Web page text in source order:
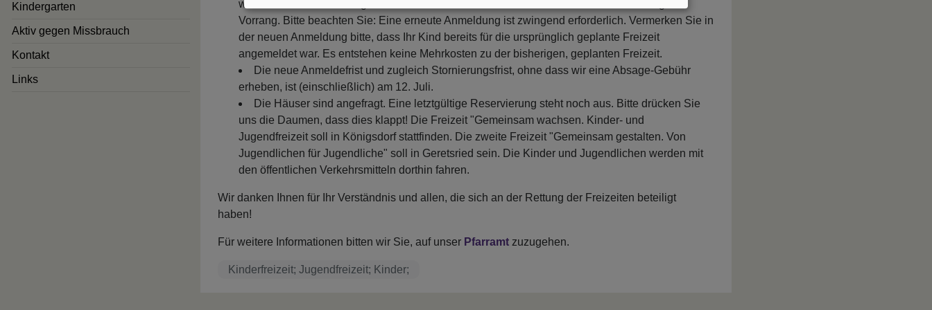
Kindergarten
Aktiv gegen Missbrauch
Kontakt
Links
wachsen. Kinder- und Jugendfreizeit“ teilzunehmen. Für sie besteht bei der Anmeldung ein
Vorrang. Bitte beachten Sie: Eine erneute Anmeldung ist zwingend erforderlich. Vermerken Sie in
der neuen Anmeldung bitte, dass Ihr Kind bereits für die ursprünglich geplante Freizeit
angemeldet war. Es entstehen keine Mehrkosten zu der bisherigen, geplanten Freizeit.
Die neue Anmeldefrist und zugleich Stornierungsfrist, ohne dass wir eine Absage-Gebühr
erheben, ist (einschließlich) am 12. Juli.
Die Häuser sind angefragt. Eine letztgültige Reservierung steht noch aus. Bitte drücken Sie
uns die Daumen, dass dies klappt! Die Freizeit "Gemeinsam wachsen. Kinder- und
Jugendfreizeit soll in Königsdorf stattfinden. Die zweite Freizeit "Gemeinsam gestalten. Von
Jugendlichen für Jugendliche" soll in Geretsried sein. Die Kinder und Jugendlichen werden mit
den öffentlichen Verkehrsmitteln dorthin fahren.
Wir danken Ihnen für Ihr Verständnis und allen, die sich an der Rettung der Freizeiten beteiligt
haben!
Für weitere Informationen bitten wir Sie, auf unser Pfarramt zuzugehen.
Kinderfreizeit; Jugendfreizeit; Kinder;